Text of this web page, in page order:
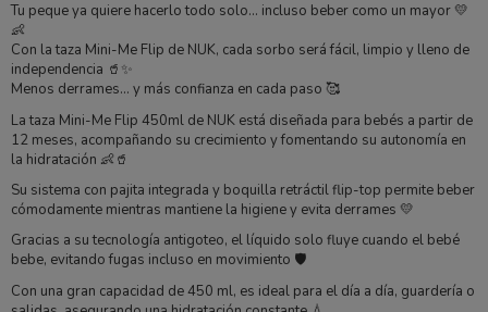
Tu peque ya quiere hacerlo todo solo… incluso beber como un mayor 💛
👶
Con la taza Mini-Me Flip de NUK, cada sorbo será fácil, limpio y lleno de
independencia 🥤✨
Menos derrames… y más confianza en cada paso 🥰
La taza Mini-Me Flip 450ml de NUKestá diseñada para bebés a partir de
12 meses, acompañando su crecimiento y fomentando su autonomía en
la hidratación 👶🥤
Su sistema con pajita integrada y boquilla retráctil flip-top permite beber
cómodamente mientras mantiene la higiene y evita derrames 💛
Gracias a su tecnología antigoteo, el líquido solo fluye cuando el bebé
bebe, evitando fugas incluso en movimiento 🛡️
Con una gran capacidad de 450 ml, es ideal para el día a día, guardería o